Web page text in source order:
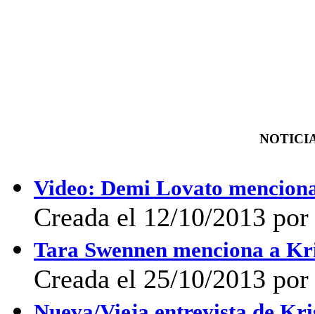
Video: Demi Lovato
Creada el 12/10/2013
Tara Swennen menciona a
Creada el 25/10/2013